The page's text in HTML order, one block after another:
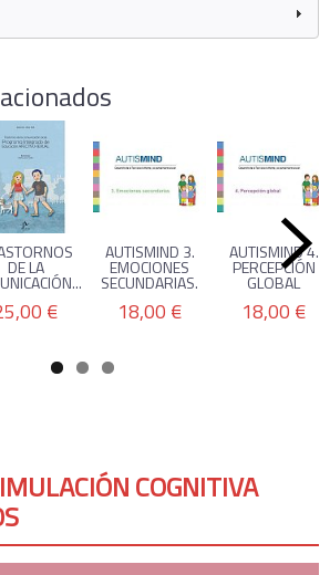
COGNITIVA
DE LA
€
AUTISMIND 3.
EMOCIONES
SECUNDARIAS.
18,00 €
AUTISMIND 4.
PERCEPCIÓN
GLOBAL
18,00 €